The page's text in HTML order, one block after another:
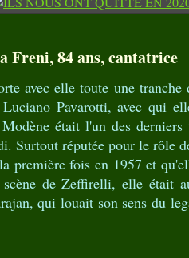
Freni, 84 ans, cantatrice
avec elle toute une
Pavarotti, avec qui
était l'un des
Surtout réputée pour le rôle
première fois en 1957 et
de Zeffirelli, elle était
qui louait son sens du